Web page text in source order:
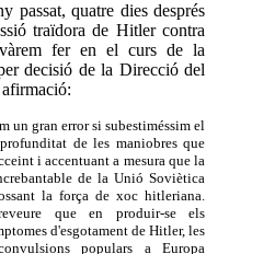
passat, quatre dies després
traïdora de Hitler contra
fer en el curs de la
decisió de la Direcció del
un gran error si subestiméssim el
de les maniobres que
i accentuant a mesura que la
de la Unió Soviètica
la força de xoc hitleriana.
que en produir-se els
d'esgotament de Hitler, les
populars a Europa